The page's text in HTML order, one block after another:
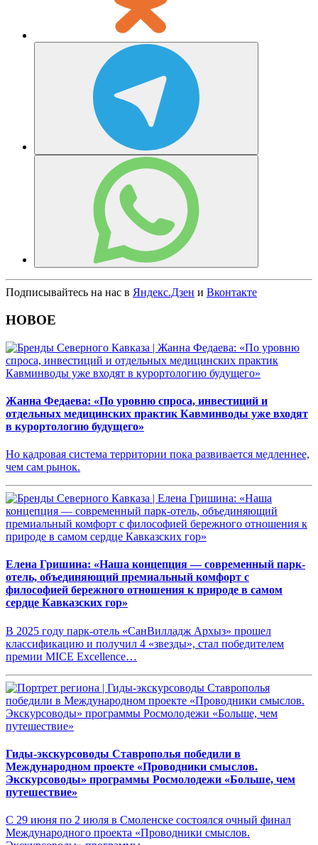
Подписывайтесь на нас в Яндекс.Дзен и Вконтакте
НОВОЕ
Жанна Федаева: «По уровню спроса, инвестиций и
отдельных медицинских практик Кавминводы уже входят
в курортологию будущего»
Но кадровая система территории пока развивается медленнее,
чем сам рынок.
Елена Гришина: «Наша концепция — современный парк-
отель, объединяющий премиальный комфорт с
философией бережного отношения к природе в самом
сердце Кавказских гор»
В 2025 году парк-отель «СанВилладж Архыз» прошел
классификацию и получил 4 «звезды», стал победителем
премии MICE Excellence…
Гиды-экскурсоводы Ставрополья победили в
Международном проекте «Проводники смыслов.
Экскурсоводы» программы Росмолодежи «Больше, чем
путешествие»
С 29 июня по 2 июля в Смоленске состоялся очный финал
Международного проекта «Проводники смыслов.